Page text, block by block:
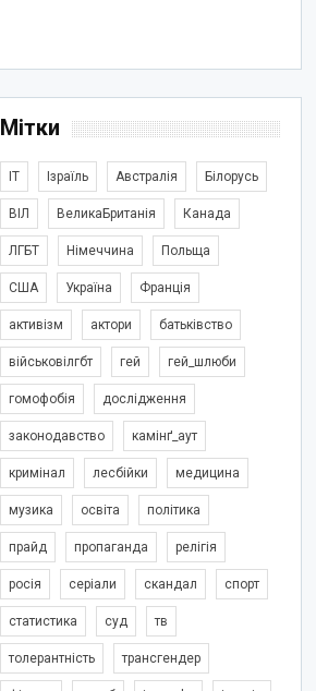
Мітки
IT Ізраїль Австралія Білорусь
ВІЛ ВеликаБританія Канада
ЛГБТ Німеччина Польща
США Україна Франція
активізм актори батьківство
військовілгбт гей гей_шлюби
гомофобія дослідження
законодавство камінґ_аут
кримінал лесбійки медицина
музика освіта політика
прайд пропаганда релігія
росія серіали скандал спорт
статистика суд тв
толерантність трансгендер